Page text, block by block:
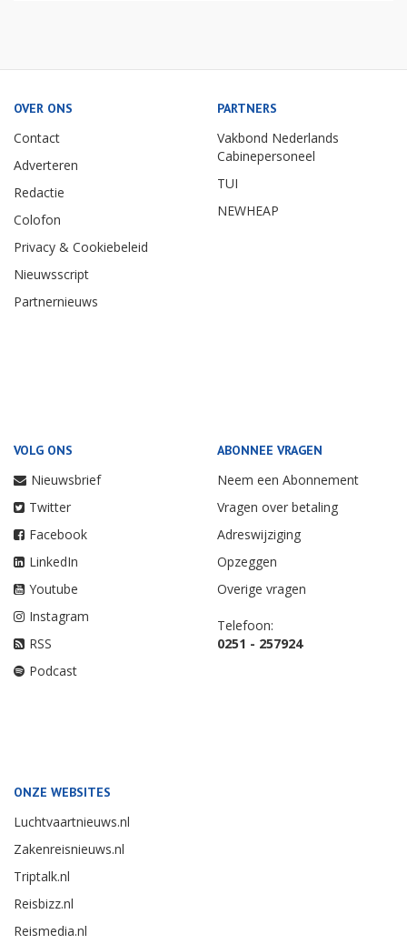
OVER ONS
Contact
Adverteren
Redactie
Colofon
Privacy & Cookiebeleid
Nieuwsscript
Partnernieuws
PARTNERS
Vakbond Nederlands
Cabinepersoneel
TUI
NEWHEAP
VOLG ONS
Nieuwsbrief
Twitter
Facebook
LinkedIn
Youtube
Instagram
RSS
Podcast
ABONNEE VRAGEN
Neem een Abonnement
Vragen over betaling
Adreswijziging
Opzeggen
Overige vragen
Telefoon:
0251 - 257924
ONZE WEBSITES
Luchtvaartnieuws.nl
Zakenreisnieuws.nl
Triptalk.nl
Reisbizz.nl
Reismedia.nl